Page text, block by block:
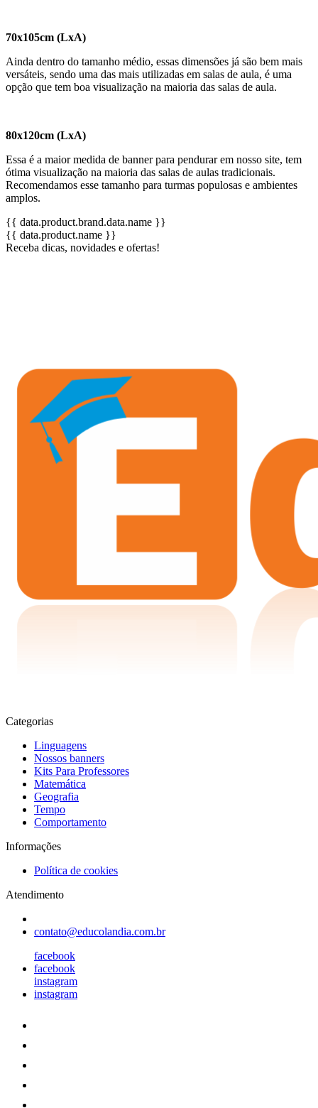
70x105cm (LxA)
Ainda dentro do tamanho médio, essas dimensões já são bem mais
versáteis, sendo uma das mais utilizadas em salas de aula, é uma
opção que tem boa visualização na maioria das salas de aula.
80x120cm (LxA)
Essa é a maior medida de banner para pendurar em nosso site, tem
ótima visualização na maioria das salas de aulas tradicionais.
Recomendamos esse tamanho para turmas populosas e ambientes
amplos.
{{ data.product.brand.data.name }}
{{ data.product.name }}
Receba dicas, novidades e ofertas!
Categorias
Linguagens
Nossos banners
Kits Para Professores
Matemática
Geografia
Tempo
Comportamento
Informações
Política de cookies
Atendimento
contato@educolandia.com.br
facebook
facebook
instagram
instagram